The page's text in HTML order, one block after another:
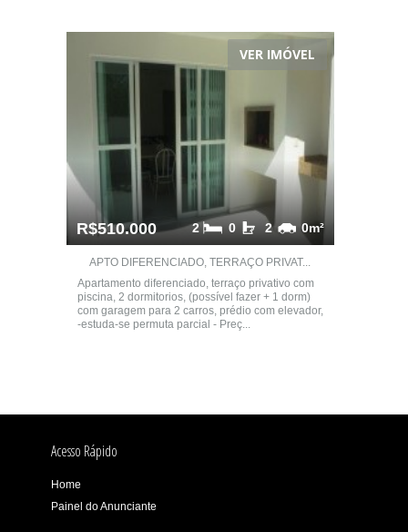
VER IMÓVEL
R$510.000 0m²
2
0
2
APTO DIFERENCIADO, TERRAÇO PRIVAT...
Apartamento diferenciado, terraço privativo com
piscina, 2 dormitorios, (possível fazer + 1 dorm)
com garagem para 2 carros, prédio com elevador,
-estuda-se permuta parcial - Preç...
Acesso Rápido
Home
Painel do Anunciante